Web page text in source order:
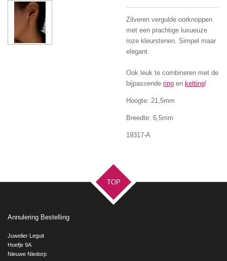
Zilveren vergulde oorknoppen
met een prachtige luxueuze
roze kleurstenen. Simpel maar
elegant.
Ook leuk te combineren met de
bijpassende ring en ketting!
Hoogte: 21,5mm
Breedte: 6,5mm
19317-A
TOP
Annulering Bestelling
Juwelier Leguit
Hoefje 9A
Nieuwe Niedorp